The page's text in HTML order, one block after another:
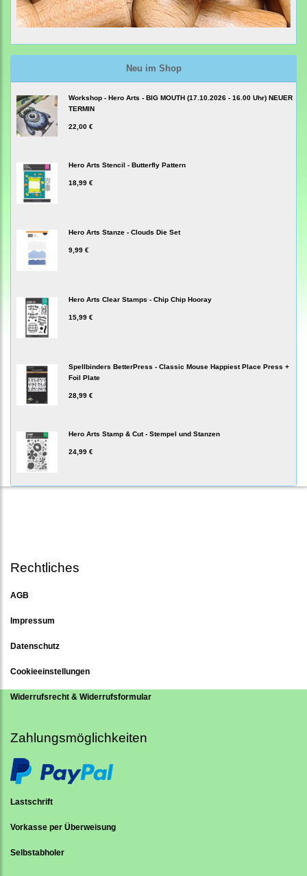
Neu im Shop
Workshop - Hero Arts - BIG MOUTH (17.10.2026 - 16.00 Uhr) NEUER
TERMIN
22,00 €
Hero Arts Stencil - Butterfly Pattern
18,99 €
Hero Arts Stanze - Clouds Die Set
9,99 €
Hero Arts Clear Stamps - Chip Chip Hooray
15,99 €
Spellbinders BetterPress - Classic Mouse Happiest Place Press +
Foil Plate
28,99 €
Hero Arts Stamp & Cut - Stempel und Stanzen
24,99 €
Rechtliches
AGB
Impressum
Datenschutz
Cookieeinstellungen
Widerrufsrecht & Widerrufsformular
Zahlungsmöglichkeiten
Lastschrift
Vorkasse per Überweisung
Selbstabholer